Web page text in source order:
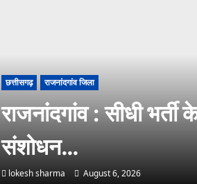
छत्तीसगढ़ राजनांदगांव जिला
राजनांदगांव : सीधी भर्ती
संशोधन…
lokesh sharma August 6, 2026